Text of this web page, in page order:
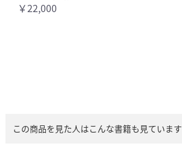
￥22,000
この商品を見た人はこんな書籍も見ています